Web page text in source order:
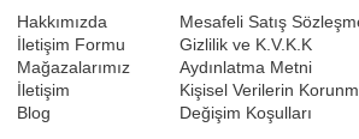
Hakkımızda
İletişim Formu
Mağazalarımız
İletişim
Blog
Mesafeli Satış
Gizlilik ve K.V.K.K
Aydınlatma Metni
Kişisel Verilerin
Değişim Koşulları